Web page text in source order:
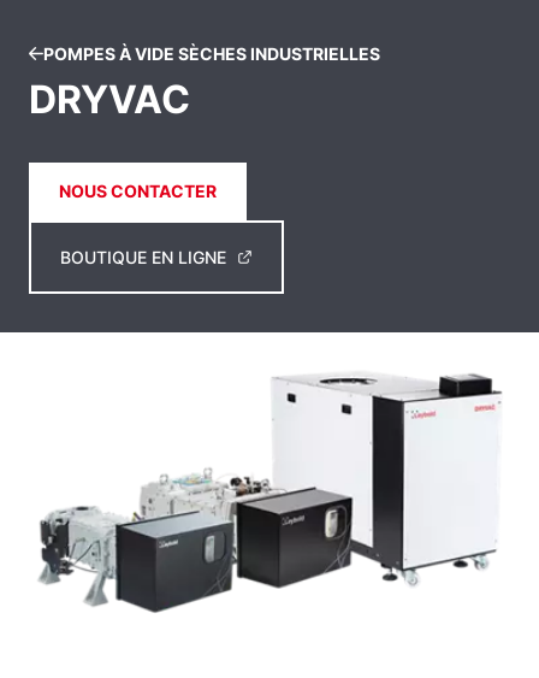
POMPES À VIDE SÈCHES INDUSTRIELLES
DRYVAC
NOUS CONTACTER
BOUTIQUE EN LIGNE